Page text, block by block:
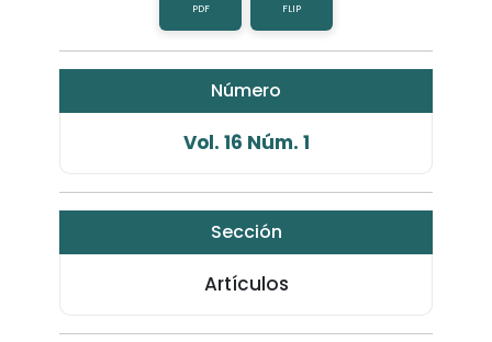
PDF FLIP
Número
Vol. 16 Núm. 1
Sección
Artículos